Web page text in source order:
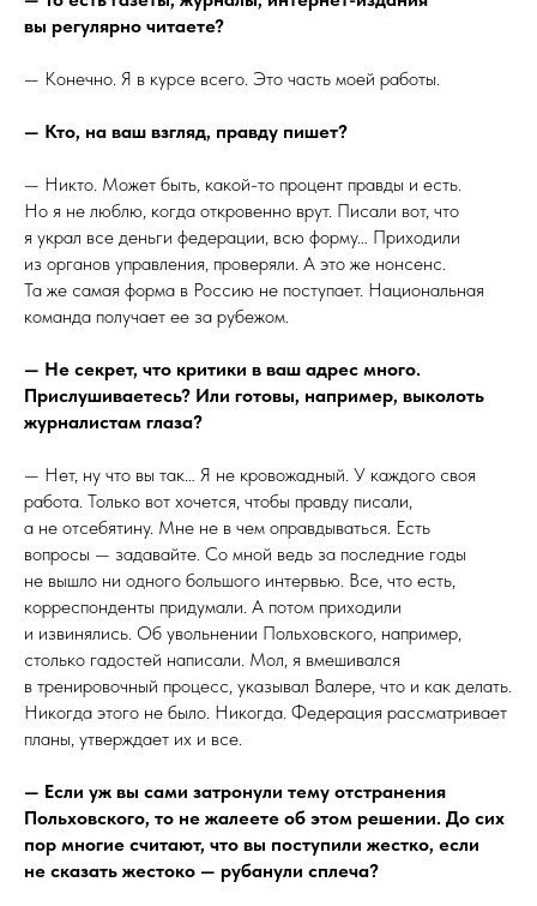
вы регулярно читаете?
— Конечно. Я в курсе всего. Это часть моей работы.
— Кто, на ваш взгляд, правду пишет?
— Никто. Может быть, какой-то процент правды и есть.
Но я не люблю, когда откровенно врут. Писали вот, что
я украл все деньги федерации, всю форму… Приходили
из органов управления, проверяли. А это же нонсенс.
Та же самая форма в Россию не поступает. Национальная
команда получает ее за рубежом.
— Не секрет, что критики в ваш адрес много.
Прислушиваетесь? Или готовы, например, выколоть
журналистам глаза?
— Нет, ну что вы так… Я не кровожадный. У каждого своя
работа. Только вот хочется, чтобы правду писали,
а не отсебятину. Мне не в чем оправдываться. Есть
вопросы — задавайте. Со мной ведь за последние годы
не вышло ни одного большого интервью. Все, что есть,
корреспонденты придумали. А потом приходили
и извинялись. Об увольнении Польховского, например,
столько гадостей написали. Мол, я вмешивался
в тренировочный процесс, указывал Валере, что и как делать.
Никогда этого не было. Никогда. Федерация рассматривает
планы, утверждает их и все.
— Если уж вы сами затронули тему отстранения
Польховского, то не жалеете об этом решении. До сих
пор многие считают, что вы поступили жестко, если
не сказать жестоко — рубанули сплеча?